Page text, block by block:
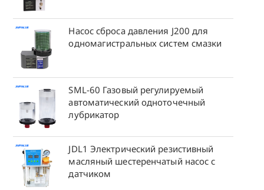
Насос сброса давления J200 для
одномагистральных систем смазки
SML-60 Газовый регулируемый
автоматический одноточечный
лубрикатор
JDL1 Электрический резистивный
масляный шестеренчатый насос с
датчиком